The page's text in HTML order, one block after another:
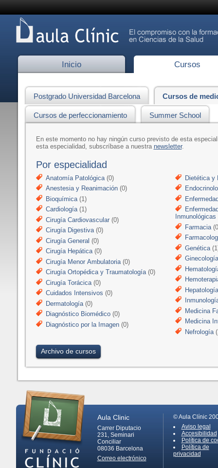
Inicio Cursos
Postgrado Universidad Barcelona Cursos de
Cursos de perfeccionamiento Summer School
En este momento no hay ningún curso previsto de esta
esta especialidad, subscríbase a nuestra newsletter.
Por especialidad
Anatomía Patológica(0)
Anestesia y Reanimación(0)
Bioquímica(1)
Cardiología(1)
Cirugía Cardiovascular(0)
Cirugía Digestiva(0)
Cirugía General (0)
Cirugía Hepática(0)
Cirugía Menor Ambulatoria(0)
Cirugía Ortopédica y Traumatología(0)
Cirugía Torácica(0)
Cuidados Intensivos (0)
Dermatología(0)
Diagnóstico Biomédico(0)
Diagnóstico por la Imagen(0)
Dietética y
Inmunológicas
Farmacia
Genética
Ginecología
Hepatología
Medicina
Medicina
Nefrología
Archivo de cursos
Aula Clinic
Carrer Diputacio
231, Seminari
Conciliar
08036 Barcelona
Correo electrónico
© Aula Clínic
Aviso legal
Accesibilidad
Política de
Política de
privacidad